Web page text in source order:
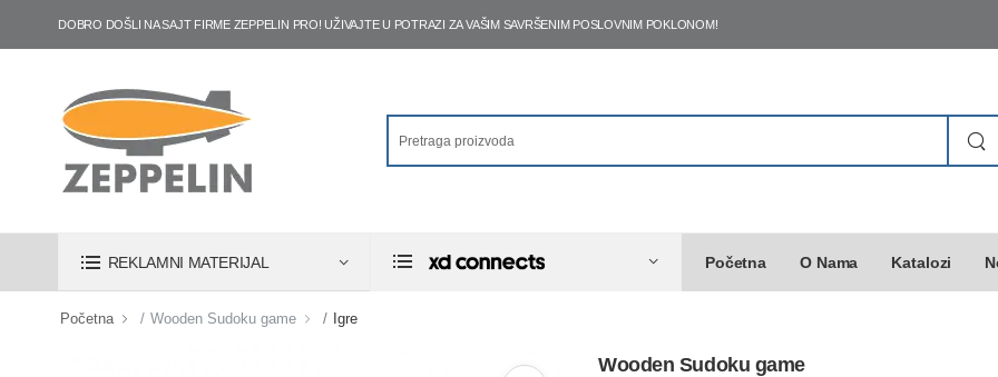
DOBRO DOŠLI NA SAJT FIRME ZEPPELIN PRO! UŽIVAJTE U POTRAZI ZA VAŠIM SAVRŠENIM POSLOVNIM POKLONOM!
REKLAMNI MATERIJAL Početna O Nama Katalozi
Početna Wooden Sudoku game Igre
Wooden Sudoku game